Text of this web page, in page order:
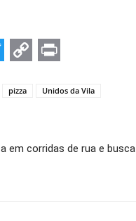
Link
pizza Unidos da Vila
em corridas de rua e busca